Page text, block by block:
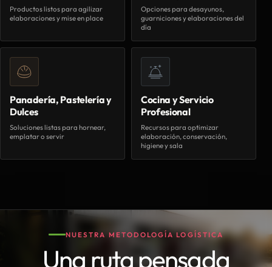
Productos listos para agilizar
elaboraciones y mise en place
Opciones para desayunos,
guarniciones y elaboraciones del
día
Panadería, Pastelería y
Dulces
Soluciones listas para hornear,
emplatar o servir
Cocina y Servicio
Profesional
Recursos para optimizar
elaboración, conservación,
higiene y sala
NUESTRA METODOLOGÍA LOGÍSTICA
Una ruta pensada